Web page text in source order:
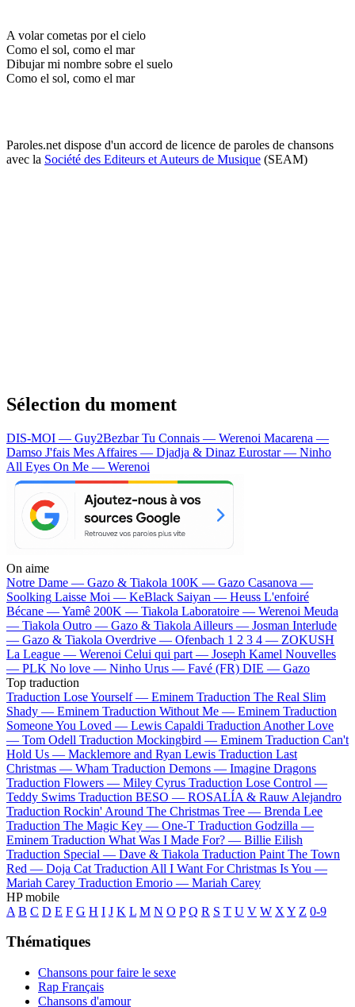
A volar cometas por el cielo
Como el sol, como el mar
Dibujar mi nombre sobre el suelo
Como el sol, como el mar
Paroles.net dispose d'un accord de licence de paroles de chansons
avec la Société des Editeurs et Auteurs de Musique (SEAM)
Sélection du moment
DIS-MOI — Guy2BezbarTu Connais — Werenoi Macarena —
Damso J'fais Mes Affaires — Djadja & Dinaz Eurostar — Ninho
All Eyes On Me — Werenoi
On aime
Notre Dame — Gazo & Tiakola 100K — Gazo Casanova —
Soolking Laisse Moi — KeBlack Saiyan — Heuss L'enfoiré
Bécane —Yamê 200K — Tiakola Laboratoire — Werenoi Meuda
— Tiakola Outro — Gazo & Tiakola Ailleurs — Josman Interlude
— Gazo & Tiakola Overdrive — Ofenbach 1 2 3 4 — ZOKUSH
La League — Werenoi Celui qui part — Joseph Kamel Nouvelles
— PLK No love — Ninho Urus — Favé (FR) DIE — Gazo
Top traduction
Traduction Lose Yourself — Eminem Traduction The Real Slim
Shady — Eminem Traduction Without Me — Eminem Traduction
Someone You Loved — Lewis Capaldi Traduction Another Love
— Tom Odell Traduction Mockingbird — Eminem Traduction Can't
Hold Us — Macklemore and Ryan Lewis Traduction Last
Christmas — Wham Traduction Demons — Imagine Dragons
Traduction Flowers — Miley Cyrus Traduction Lose Control —
Teddy Swims Traduction BESO — ROSALÍA & Rauw Alejandro
Traduction Rockin' Around The Christmas Tree — Brenda Lee
Traduction The Magic Key — One-T Traduction Godzilla —
Eminem Traduction What Was I Made For? — Billie Eilish
Traduction Special — Dave & Tiakola Traduction Paint The Town
Red — Doja Cat Traduction All I Want For Christmas Is You —
Mariah Carey Traduction Emorio — Mariah Carey
HP mobile
A B C D E F G H I J K L M N O P Q R S T U V W X Y Z 0-9
Thématiques
Chansons pour faire le sexe
Rap Français
Chansons d'amour